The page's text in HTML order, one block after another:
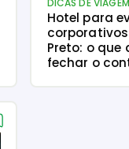
DICAS DE VIAGEM
Hotel para
Preto: o
fechar o